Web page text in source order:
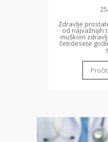
Zdravlje
od najvažnijih
muškom
četrdesete